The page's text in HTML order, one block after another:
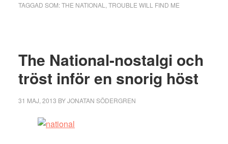
TAGGAD SOM:THE NATIONAL TROUBLE WILL FIND ME
The National-nostalgi och
tröst inför en snorig höst
31 MAJ, 2013 BYJONATAN SÖDERGREN